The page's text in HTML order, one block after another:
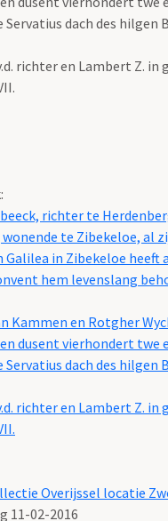
Servatius dach des hilgen
richter en Lambert Z. in
richter te
te Zibekeloe, al
Galilea in Zibekeloe heeft
hem levenslang
Kammen en Rotgher
dusent vierhondert twe
Servatius dach des hilgen
richter en Lambert Z. in
Overijssel locatie
11-02-2016